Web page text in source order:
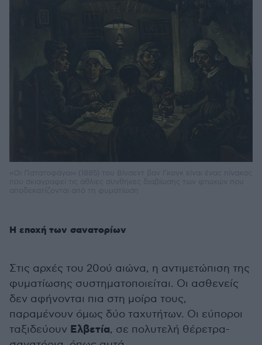
Η εποχή των σανατορίων
Στις αρχές του 20ού αιώνα, η αντιμετώπιση της
φυματίωσης συστηματοποιείται. Οι ασθενείς
δεν αφήνονται πια στη μοίρα τους,
παραμένουν όμως δύο ταχυτήτων. Οι εύποροι
ταξιδεύουν Ελβετία, σε πολυτελή θέρετρα-